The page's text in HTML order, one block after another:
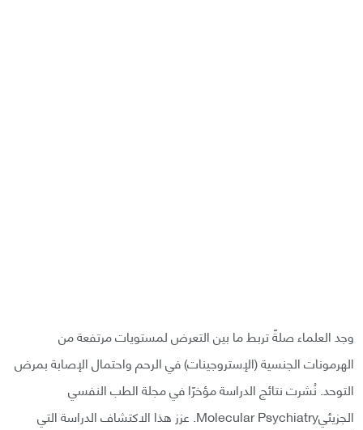
وجد العلماء صلةً تربط ما بين التعرض لمستويات مرتفعة من
الهرمونات الجنسية (الإستروجينات) في الرحم واحتمال الإصابة بمرض
التوحد. نُشرت نتائج الدراسة مؤخرًا في مجلة الطب النفسي
الجزيئيMolecular Psychiatry. عزز هذا الاكتشاف الدراسة التي